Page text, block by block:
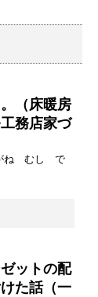
（床暖房
務店家づ
がね むし で
ットの配
た話（一